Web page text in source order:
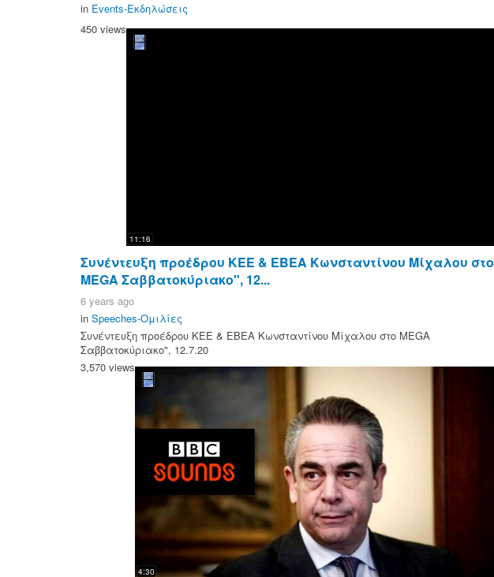
in Events-Εκδηλώσεις
450 views
11:16
Συνέντευξη προέδρου ΚΕΕ & ΕΒΕΑ Κωνσταντίνου Μίχαλου στo
MEGA Σαββατοκύριακο", 12...
6 years ago
in Speeches-Ομιλίες
Συνέντευξη προέδρου ΚΕΕ & ΕΒΕΑ Κωνσταντίνου Μίχαλου στo MEGA
Σαββατοκύριακο", 12.7.20
3,570 views
4:30